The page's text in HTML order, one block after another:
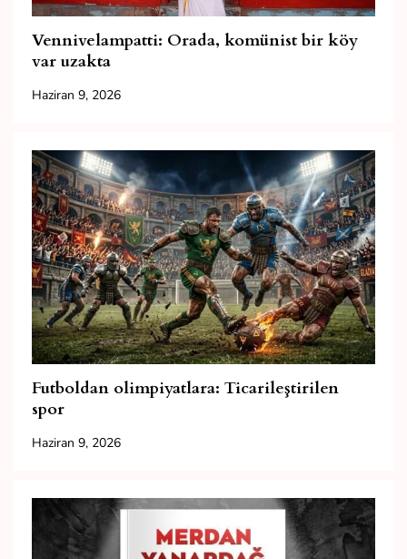
Vennivelampatti: Orada, komünist bir köy
var uzakta
Haziran 9, 2026
Futboldan olimpiyatlara: Ticarileştirilen
spor
Haziran 9, 2026